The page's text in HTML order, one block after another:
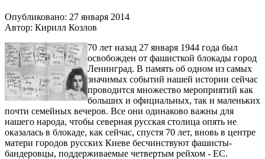
Опубликовано: 27 января 2014
Автор: Кирилл Козлов
70 лет назад 27 января 1944 года был
освобожден от фашисткой блокады город
Ленинград. В память об одном из самых
значимых событий нашей истории сейчас
проводится множество мероприятий как
больших и официальных, так и маленьких
почти семейных вечеров. Все они одинаково важны для
нашего народа, чтобы северная русская столица опять не
оказалась в блокаде, как сейчас, спустя 70 лет, вновь в центре
матери городов русских Киеве бесчинствуют фашисты-
бандеровцы, поддерживаемые четвертым рейхом - ЕС.